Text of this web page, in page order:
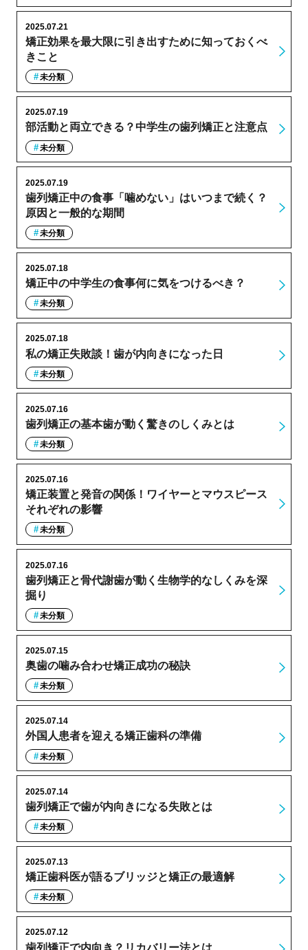
矯正効果を最大限に引き出すために知っておくべ
きこと
2025.07.21
未分類
部活動と両立できる？中学生の歯列矯正と注意点
2025.07.19
未分類
歯列矯正中の食事「噛めない」はいつまで続く？
原因と一般的な期間
2025.07.19
未分類
矯正中の中学生の食事何に気をつけるべき？
2025.07.18
未分類
私の矯正失敗談！歯が内向きになった日
2025.07.18
未分類
歯列矯正の基本歯が動く驚きのしくみとは
2025.07.16
未分類
矯正装置と発音の関係！ワイヤーとマウスピース
それぞれの影響
2025.07.16
未分類
歯列矯正と骨代謝歯が動く生物学的なしくみを深
掘り
2025.07.16
未分類
奥歯の噛み合わせ矯正成功の秘訣
2025.07.15
未分類
外国人患者を迎える矯正歯科の準備
2025.07.14
未分類
歯列矯正で歯が内向きになる失敗とは
2025.07.14
未分類
矯正歯科医が語るブリッジと矯正の最適解
2025.07.13
未分類
歯列矯正で内向き？リカバリー法とは
2025.07.12